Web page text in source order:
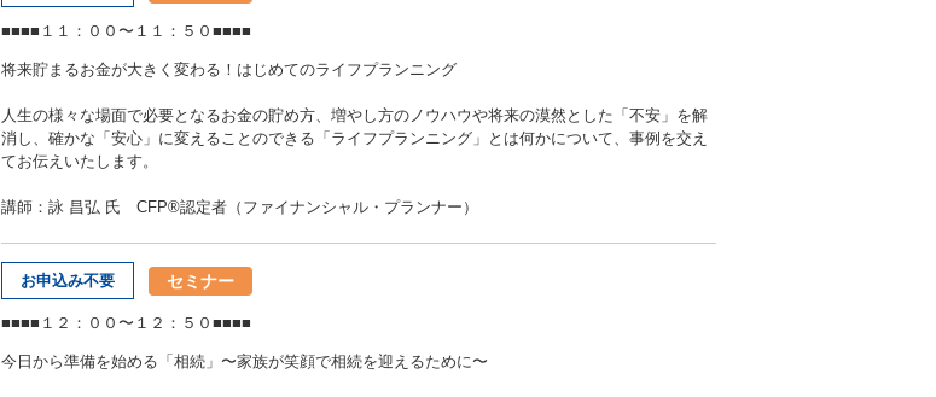
■■■■１１：００〜１１：５０■■■■
将来貯まるお金が大きく変わる！はじめてのライフプランニング
人生の様々な場面で必要となるお金の貯め方、増やし方のノウハウや将来の漠然とした「不安」を解
消し、確かな「安心」に変えることのできる「ライフプランニング」とは何かについて、事例を交え
てお伝えいたします。
講師：詠 昌弘 氏 CFP®認定者（ファイナンシャル・プランナー）
お申込み不要 セミナー
■■■■１２：００〜１２：５０■■■■
今日から準備を始める「相続」〜家族が笑顔で相続を迎えるために〜